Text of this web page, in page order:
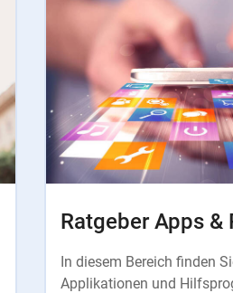
Ratgeber Apps &
In diesem Bereich finden
Applikationen und